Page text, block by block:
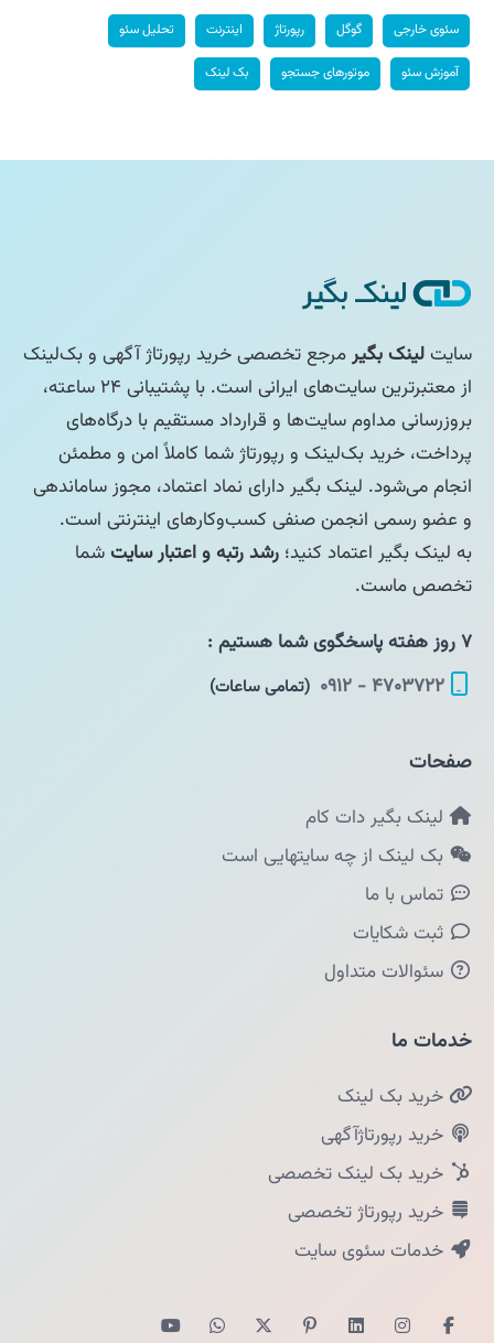
سئوی خارجی گوگل رپورتاژ اینترنت تحلیل سئو
آموزش سئو موتورهای جستجو بک لینک
سایتلینک بگیرمرجع تخصصی خرید رپورتاژ آگهی و بک‌لینک
از معتبرترین سایت‌های ایرانی است. با پشتیبانی ۲۴ ساعته،
بروزرسانی مداوم سایت‌ها و قرارداد مستقیم با درگاه‌های
پرداخت، خرید بک‌لینک و رپورتاژ شما کاملاً امن و مطمئن
انجام می‌شود. لینک بگیر دارای نماد اعتماد، مجوز ساماندهی
و عضو رسمی انجمن صنفی کسب‌وکارهای اینترنتی است.
به لینک بگیر اعتماد کنید؛ رشد رتبه و اعتبار سایتشما
تخصص ماست.
۷ روز هفته پاسخگوی شما هستیم :
۴۷۰۳۷۲۲ - ۰۹۱۲
(تمامی ساعات)
صفحات
لینک بگیر دات کام
بک لینک از چه سایتهایی است
تماس با ما
ثبت شکایات
سئوالات متداول
خدمات ما
خرید بک لینک
خرید رپورتاژآگهی
خرید بک لینک تخصصی
خرید رپورتاژ تخصصی
خدمات سئوی سایت